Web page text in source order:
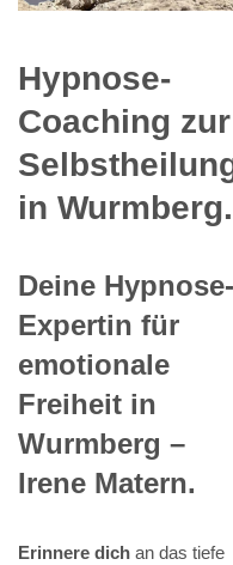
Hypnose-
Coaching zur
in Wurmberg.
Deine Hypnose-
Expertin für
emotionale
Freiheit in
Wurmberg –
Irene Matern.
Erinnere dich an das tiefe